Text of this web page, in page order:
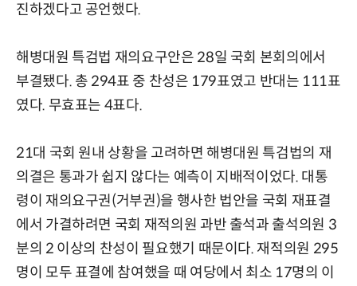
진하겠다고 공언했다.
해병대원 특검법 재의요구안은 28일 국회 본회의에서
부결됐다. 총 294표 중 찬성은 179표였고 반대는 111표
였다. 무효표는 4표다.
21대 국회 원내 상황을 고려하면 해병대원 특검법의 재
의결은 통과가 쉽지 않다는 예측이 지배적이었다. 대통
령이 재의요구권(거부권)을 행사한 법안을 국회 재표결
에서 가결하려면 국회 재적의원 과반 출석과 출석의원 3
분의 2 이상의 찬성이 필요했기 때문이다. 재적의원 295
명이 모두 표결에 참여했을 때 여당에서 최소 17명의 이